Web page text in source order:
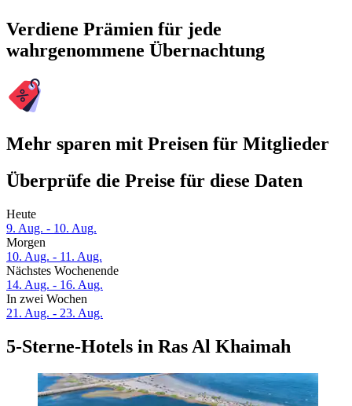
Verdiene Prämien für jede
wahrgenommene Übernachtung
Mehr sparen mit Preisen für Mitglieder
Überprüfe die Preise für diese Daten
Heute
9. Aug. - 10. Aug.
Morgen
10. Aug. - 11. Aug.
Nächstes Wochenende
14. Aug. - 16. Aug.
In zwei Wochen
21. Aug. - 23. Aug.
5-Sterne-Hotels in Ras Al Khaimah